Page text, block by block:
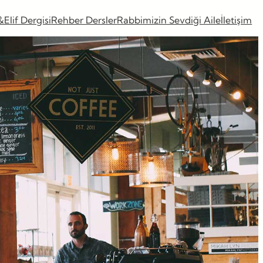
DergisiRehber DerslerRabbimizin Sevdiği Aileİletişim